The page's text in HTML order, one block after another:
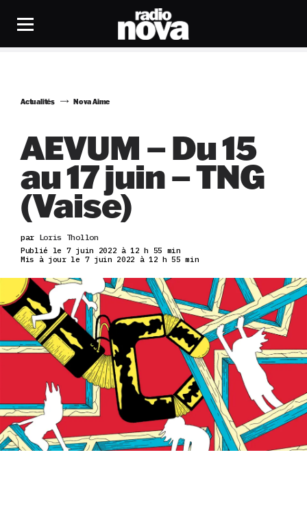
Actualités Nova Aime
AEVUM – Du 15
au 17 juin – TNG
(Vaise)
par Loris Thollon
Publié le 7 juin 2022 à 12 h 55 min
Mis à jour le 7 juin 2022 à 12 h 55 min